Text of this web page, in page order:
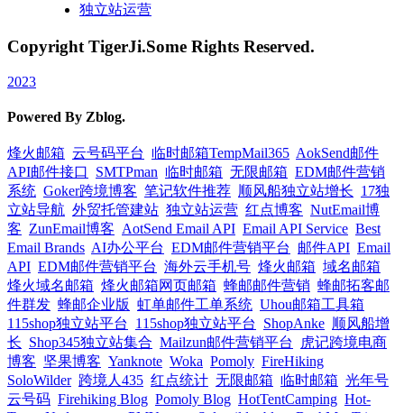
独立站运营
Copyright TigerJi.Some Rights Reserved.
2023
Powered By Zblog.
烽火邮箱 云号码平台 临时邮箱TempMail365 AokSend邮件
API邮件接口
SMTPman 临时邮箱 无限邮箱 EDM邮件营销
系统 Goker跨境博客 笔记软件推荐 顺风船独立站增长 17独
立站导航 外贸托管建站 独立站运营 红点博客 NutEmail博
客 ZunEmail博客 AotSend Email API Email API Service Best
Email Brands AI办公平台 EDM邮件营销平台 邮件API Email
API EDM邮件营销平台 海外云手机号 烽火邮箱 域名邮箱
烽火域名邮箱 烽火邮箱网页邮箱 蜂邮邮件营销 蜂邮拓客邮
件群发 蜂邮企业版 虹单邮件工单系统 Uhou邮箱工具箱
115shop独立站平台
115shop独立站平台 ShopAnke 顺风船增
长 Shop345独立站集合 Mailzun邮件营销平台
虎记跨境电商
博客 坚果博客 Yanknote Woka Pomoly FireHiking
SoloWilder 跨境人435 红点统计 无限邮箱 临时邮箱 光年号
云号码 Firehiking Blog Pomoly Blog HotTentCamping Hot-